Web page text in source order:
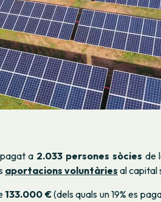
a 2.033 persones sòcies de
aportacions voluntàries al capital
133.000 €(dels quals un 19% es